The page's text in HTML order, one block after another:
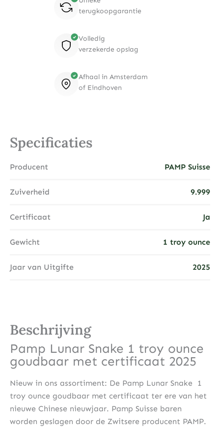
terugkoopgarantie
Volledig
verzekerde opslag
Afhaal in Amsterdam
of Eindhoven
Specificaties
Producent PAMP Suisse
Zuiverheid 9.999
Certificaat Ja
Gewicht 1 troy ounce
Jaar van Uitgifte 2025
Beschrijving
Pamp Lunar Snake 1 troy ounce
goudbaar met certificaat 2025
Nieuw in ons assortiment: De Pamp Lunar Snake 1
troy ounce goudbaar met certificaat ter ere van het
nieuwe Chinese nieuwjaar. Pamp Suisse baren
worden geslagen door de Zwitsere producent PAMP.